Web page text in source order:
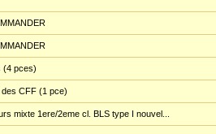
(4 pces)
CFF (1 pce)
mixte 1ere/2eme cl. BLS type I nouvel...